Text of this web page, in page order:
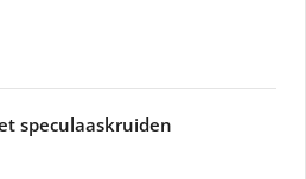
speculaaskruiden